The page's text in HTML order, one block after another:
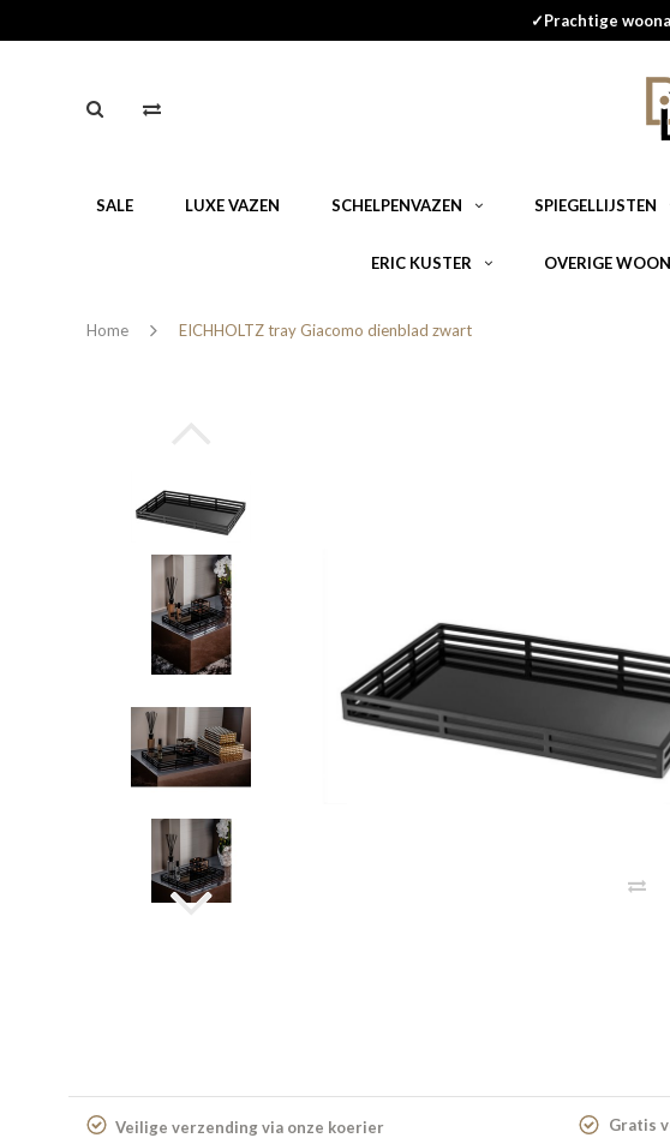
✓Prachtige
SALE LUXE VAZEN SCHELPENVAZEN SPIEGELLIJSTEN
ERIC KUSTER OVERIGE
Home EICHHOLTZ tray Giacomo dienblad zwart
Veilige verzending via onze koerier Gratis